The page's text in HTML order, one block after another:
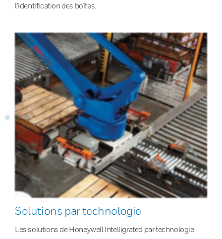
l’identification des boîtes.
Solutions par technologie
Les solutions de Honeywell Intelligrated par technologie